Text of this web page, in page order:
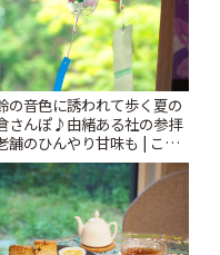
の音色に誘われて歩く夏の
さんぽ♪由緒ある社の参拝
舗のひんやり甘味も | こと
ぷ